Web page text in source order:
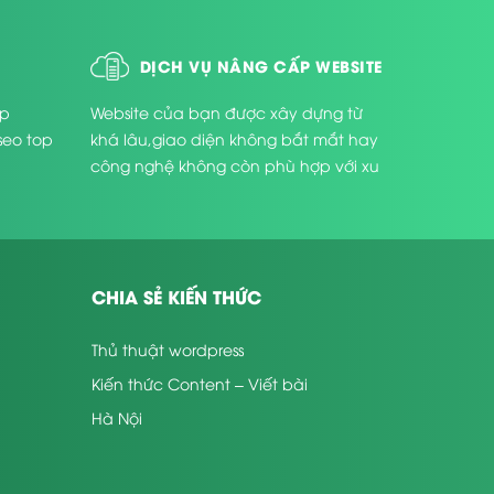
liên quan như hotline, địa chỉ những đối tác lớn
sóc khách hàng thiết
có tiềm năng.
về giá thành, lựa chọn mẫu template bất động
top
DỊCH VỤ NÂNG CẤP WEBSITE
Website của bạn được xây dựng từ
khá lâu,giao diện không bắt mắt hay
công nghệ không còn phù hợp với xu
CHIA SẺ KIẾN THỨC
Thủ thuật wordpress
Kiến thức Content – Viết bài
Hà Nội